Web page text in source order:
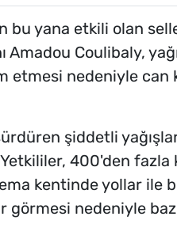
bu yana etkili olan
Amadou Coulibaly,
etmesi nedeniyle can
şiddetli
400'den fazla
kentinde yollar ile
görmesi nedeniyle